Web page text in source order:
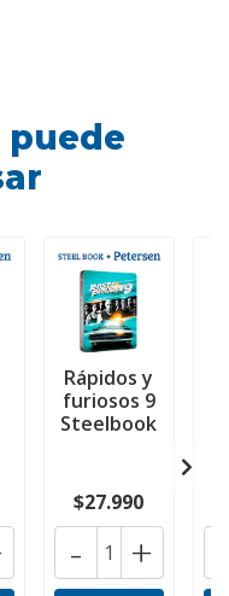
puede
Rápidos y
furiosos 9
Steelbook
$27.990
+
-